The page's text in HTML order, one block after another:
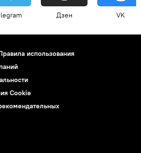
Дзен VK
использования
Cookie